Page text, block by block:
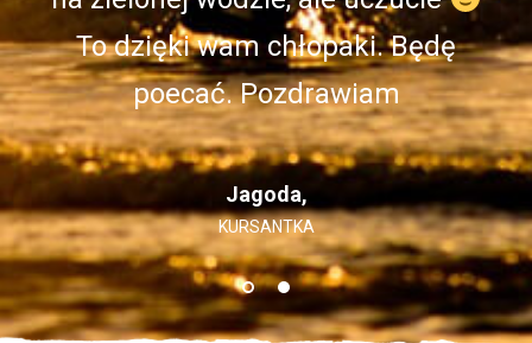
Perfekt. Na pewno do was wrócę.
Szymek Jaszczuk,
KLIENT, WARSZAWA
To dzięki wam chłopaki. Będę
poecać. Pozdrawiam
Jagoda,
KURSANTKA